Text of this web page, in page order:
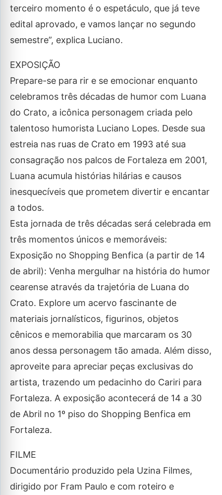
terceiro momento é o espetáculo, que já teve
edital aprovado, e vamos lançar no segundo
semestre”, explica Luciano.
EXPOSIÇÃO
Prepare-se para rir e se emocionar enquanto
celebramos três décadas de humor com Luana
do Crato, a icônica personagem criada pelo
talentoso humorista Luciano Lopes. Desde sua
estreia nas ruas de Crato em 1993 até sua
consagração nos palcos de Fortaleza em 2001,
Luana acumula histórias hilárias e causos
inesquecíveis que prometem divertir e encantar
a todos.
Esta jornada de três décadas será celebrada em
três momentos únicos e memoráveis:
Exposição no Shopping Benfica (a partir de 14
de abril): Venha mergulhar na história do humor
cearense através da trajetória de Luana do
Crato. Explore um acervo fascinante de
materiais jornalísticos, figurinos, objetos
cênicos e memorabilia que marcaram os 30
anos dessa personagem tão amada. Além disso,
aproveite para apreciar peças exclusivas do
artista, trazendo um pedacinho do Cariri para
Fortaleza. A exposição acontecerá de 14 a 30
de Abril no 1º piso do Shopping Benfica em
Fortaleza.
FILME
Documentário produzido pela Uzina Filmes,
dirigido por Fram Paulo e com roteiro e